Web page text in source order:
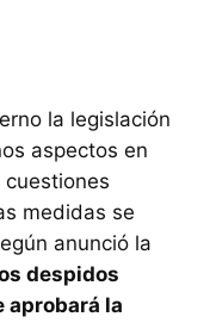
la legislación
aspectos en
medidas se
anunció la
despidos
aprobará la